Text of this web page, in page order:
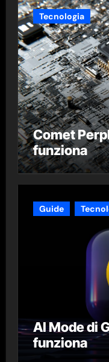
Tecnologia
Comet
funziona
Guide
AI Mode di
funziona